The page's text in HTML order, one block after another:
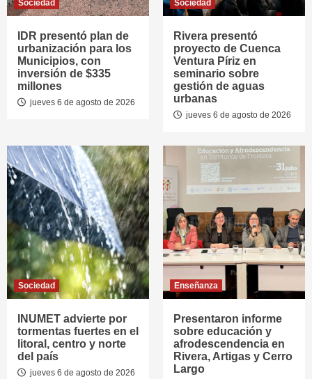
Sociedad
IDR presentó plan de
urbanización para los
Municipios, con
inversión de $335
millones
jueves 6 de agosto de 2026
Sociedad
Rivera presentó
proyecto de Cuenca
Ventura Píriz en
seminario sobre
gestión de aguas
urbanas
jueves 6 de agosto de 2026
Sociedad
INUMET advierte por
tormentas fuertes en el
litoral, centro y norte
del país
jueves 6 de agosto de 2026
Enseñanza
Presentaron informe
sobre educación y
afrodescendencia en
Rivera, Artigas y Cerro
Largo